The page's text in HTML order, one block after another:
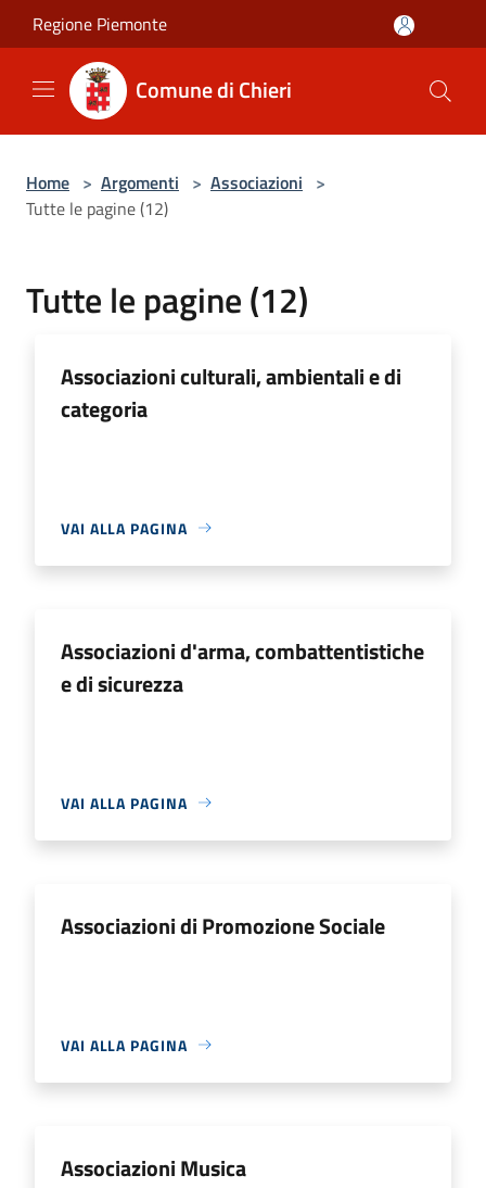
Salta al contenuto principale
Regione Piemonte
Comune di Chieri
Home > Argomenti > Associazioni >
Tutte le pagine (12)
Tutte le pagine (12)
Associazioni culturali, ambientali e di
categoria
VAI ALLA PAGINA
Associazioni d'arma, combattentistiche
e di sicurezza
VAI ALLA PAGINA
Associazioni di Promozione Sociale
VAI ALLA PAGINA
Associazioni Musica